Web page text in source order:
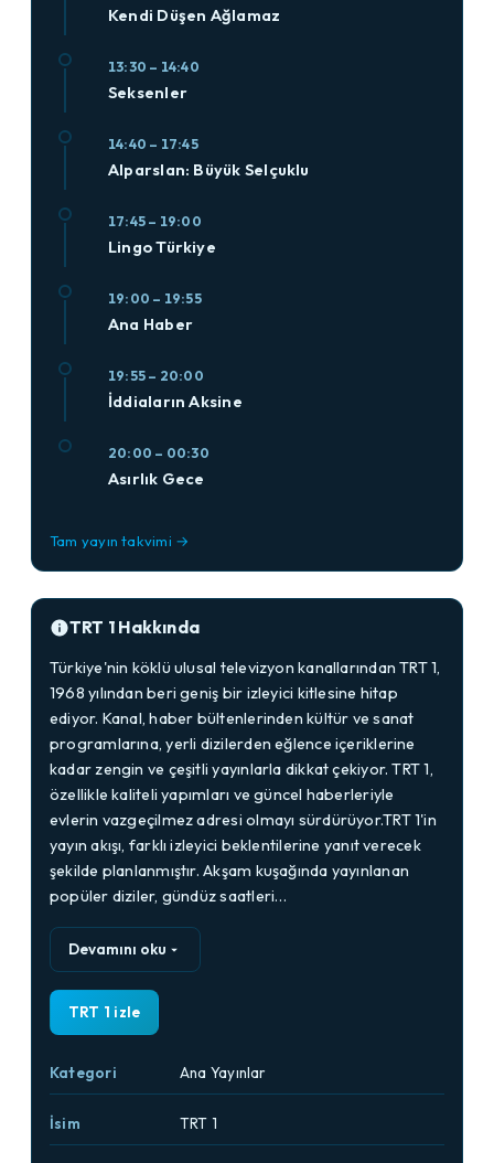
Kendi Düşen Ağlamaz
13:30 – 14:40
Seksenler
14:40 – 17:45
Alparslan: Büyük Selçuklu
17:45 – 19:00
Lingo Türkiye
19:00 – 19:55
Ana Haber
19:55 – 20:00
İddiaların Aksine
20:00 – 00:30
Asırlık Gece
Tam yayın takvimi →
TRT 1 Hakkında
Türkiye'nin köklü ulusal televizyon kanallarından TRT 1,
1968 yılından beri geniş bir izleyici kitlesine hitap
ediyor. Kanal, haber bültenlerinden kültür ve sanat
programlarına, yerli dizilerden eğlence içeriklerine
kadar zengin ve çeşitli yayınlarla dikkat çekiyor. TRT 1,
özellikle kaliteli yapımları ve güncel haberleriyle
evlerin vazgeçilmez adresi olmayı sürdürüyor.TRT 1'in
yayın akışı, farklı izleyici beklentilerine yanıt verecek
şekilde planlanmıştır. Akşam kuşağında yayınlanan
popüler diziler, gündüz saatleri…
Devamını oku
TRT 1 izle
Kategori Ana Yayınlar
İsim TRT 1